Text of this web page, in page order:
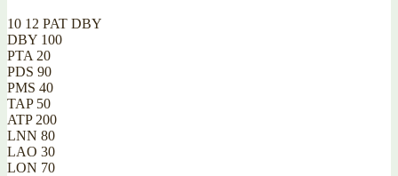
10 12 PAT DBY
DBY 100
PTA 20
PDS 90
PMS 40
TAP 50
ATP 200
LNN 80
LAO 30
LON 70